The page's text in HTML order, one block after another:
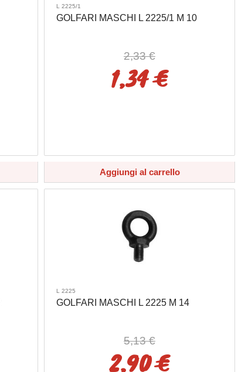
L 2225/1
GOLFARI MASCHI L 2225/1 M 10
2,33 €
1,34 €
Aggiungi al carrello
L 2225
GOLFARI MASCHI L 2225 M 14
5,13 €
2,90 €